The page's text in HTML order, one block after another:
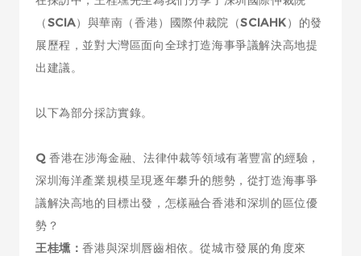
（SCIA）與華南（香港）國際仲裁院（SCIAHK）的發
展歷程，並對大灣區面向全球打造海事爭議解決高地提
出建議。
以下為部分採訪實錄。
Q 香港在涉海金融、法律仲裁等領域有著豐富的經驗，
深圳海洋產業規模呈現逐年攀升的態勢，從打造海事爭
議解決高地的目標出發，怎樣融合香港和深圳的區位優
勢？
王桂壎：香港與深圳唇齒相依。從城市發展的角度來